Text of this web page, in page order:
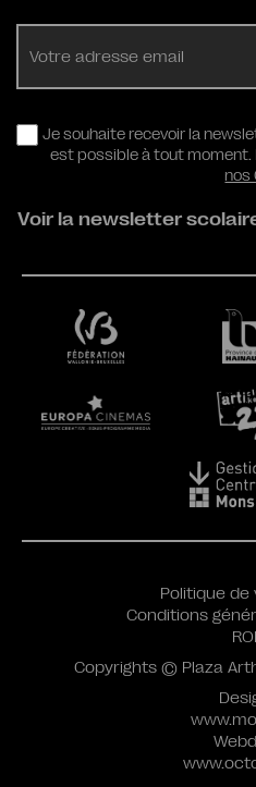
Je souhaite recevoir la
est possible à tout moment.
nos
Voir la newsletter
Politique de
Conditions
ROI
Copyrights © Plaza